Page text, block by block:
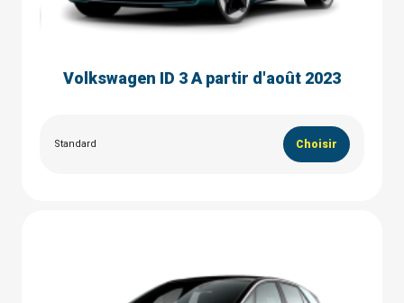
Volkswagen ID 3 A partir d'août 2023
Standard Choisir